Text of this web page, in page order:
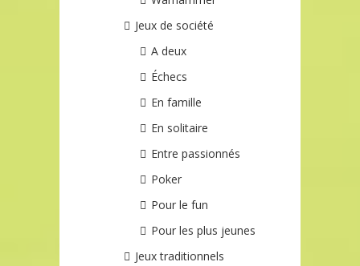
Jeux de société
A deux
Échecs
En famille
En solitaire
Entre passionnés
Poker
Pour le fun
Pour les plus jeunes
Jeux traditionnels